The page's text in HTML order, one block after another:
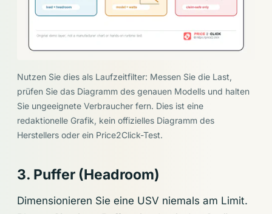
Nutzen Sie dies als Laufzeitfilter: Messen Sie die Last,
prüfen Sie das Diagramm des genauen Modells und halten
Sie ungeeignete Verbraucher fern. Dies ist eine
redaktionelle Grafik, kein offizielles Diagramm des
Herstellers oder ein Price2Click-Test.
3. Puffer (Headroom)
Dimensionieren Sie eine USV niemals am Limit.